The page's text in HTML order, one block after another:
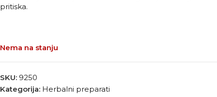
pritiska.
Nema na stanju
SKU: 9250
Kategorija: Herbalni preparati